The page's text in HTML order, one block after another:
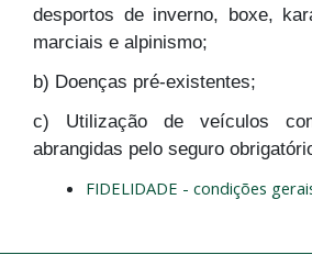
desportos de inverno, boxe,
marciais e alpinismo;
b) Doenças pré-existentes;
c) Utilização de veículos
abrangidas pelo seguro
FIDELIDADE - condições